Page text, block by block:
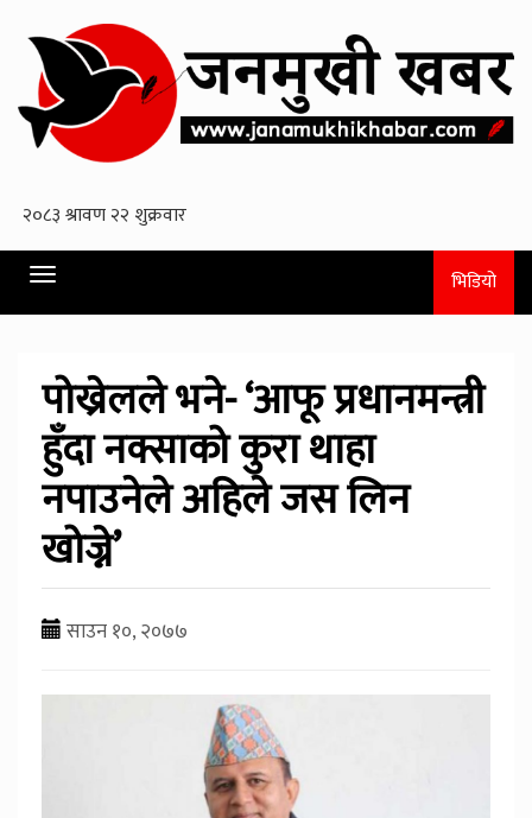
Toggle
navigation
भिडियो
पोख्रेलले भने- ‘आफू प्रधानमन्त्री
हुँदा नक्साको कुरा थाहा
नपाउनेले अहिले जस लिन
खोज्ने’
साउन १०, २०७७